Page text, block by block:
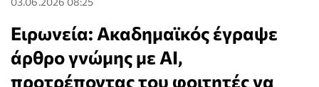
Ειρωνεία: Ακαδημαϊκός έγραψε
άρθρο γνώμης με AI,
προτρέποντας του φοιτητές να